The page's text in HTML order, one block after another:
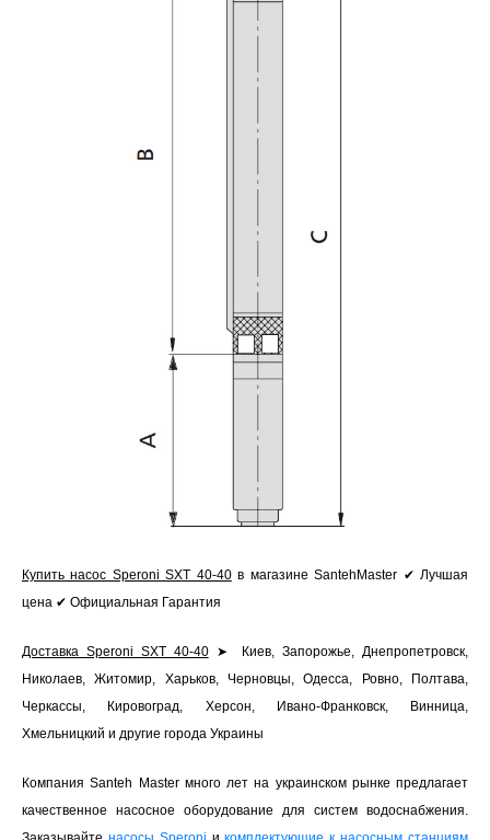
Купить насос Speroni SXT 40-40в магазине SantehMaster ✔ Лучшая
цена ✔ Официальная Гарантия
Доставка Speroni SXT 40-40➤ Киев, Запорожье, Днепропетровск,
Николаев, Житомир, Харьков, Черновцы, Одесса, Ровно, Полтава,
Черкассы, Кировоград, Херсон, Ивано-Франковск, Винница,
Хмельницкий и другие города Украины
Компания Santeh Master много лет на украинском рынке предлагает
качественное насосное оборудование для систем водоснабжения.